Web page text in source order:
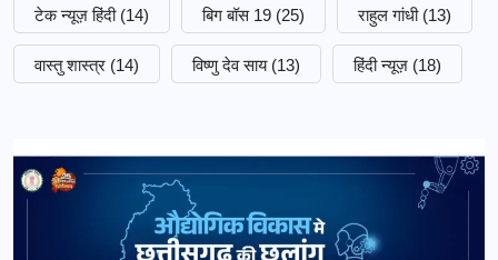
टेक न्यूज़ हिंदी (14) बिग बॉस 19 (25) राहुल गांधी (13)
वास्तु शास्त्र (14) विष्णु देव साय (13) हिंदी न्यूज़ (18)